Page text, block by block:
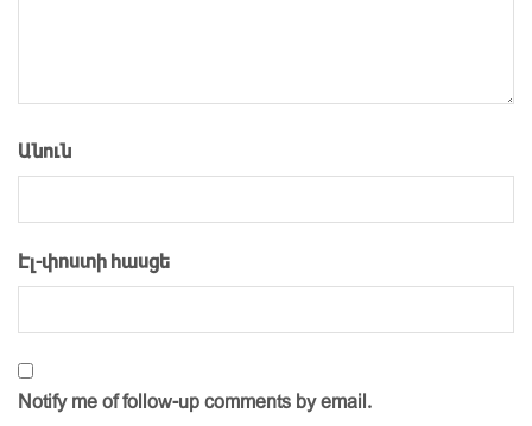
Անուն
Էլ-փոստի հասցե
Notify me of follow-up comments by email.